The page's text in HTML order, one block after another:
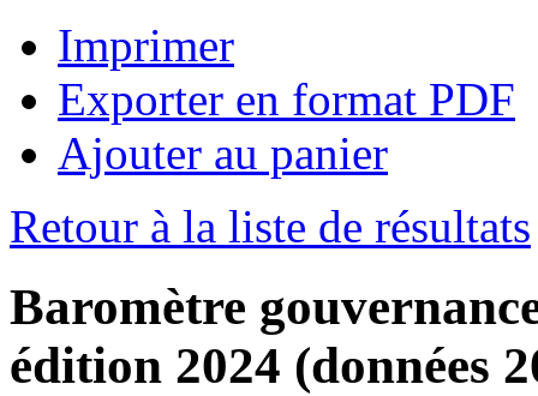
Imprimer
Exporter en format PDF
Ajouter au panier
Retour à la liste de résultats
Baromètre
édition 2024 (données